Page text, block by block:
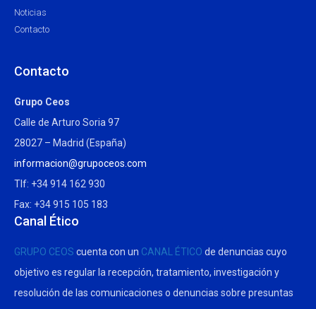
Noticias
Contacto
Contacto
Grupo Ceos
Calle de Arturo Soria 97
28027 – Madrid (España)
informacion@grupoceos.com
Tlf: +34 914 162 930
Fax: +34 915 105 183
Canal Ético
GRUPO CEOS cuenta con un CANAL ÉTICO de denuncias cuyo
objetivo es regular la recepción, tratamiento, investigación y
resolución de las comunicaciones o denuncias sobre presuntas